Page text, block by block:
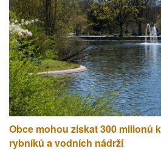
Obce mohou získat 300 milionů
rybníků a vodních nádrží